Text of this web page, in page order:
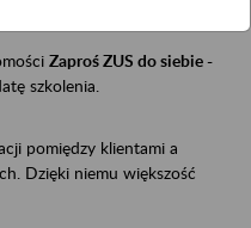
Zaproś ZUS do siebie -
szkolenia.
pomiędzy klientami a
Dzięki niemu większość